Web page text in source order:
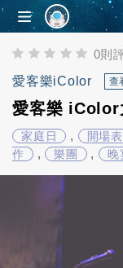
0則
愛客樂iColor
查
愛客樂 iColor
家庭日 , 開場
作
, 樂團 , 晚